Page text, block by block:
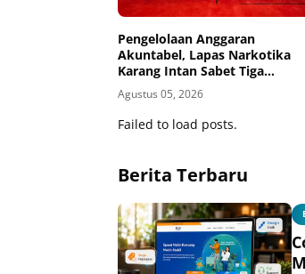
Pengelolaan Anggaran
Akuntabel, Lapas Narkotika
Karang Intan Sabet Tiga
Penghargaan KPPN
Agustus 05, 2026
Failed to load posts.
Berita Terbaru